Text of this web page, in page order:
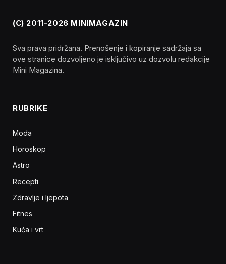
(C) 2011-2026 MINIMAGAZIN
Sva prava pridržana. Prenošenje i kopiranje sadržaja sa
ove stranice dozvoljeno je isključivo uz dozvolu redakcije
Mini Magazina.
RUBRIKE
Moda
Horoskop
Astro
Recepti
Zdravlje i ljepota
Fitnes
Kuća i vrt